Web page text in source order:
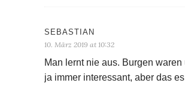
SEBASTIAN
10. März 2019 at 10:32
Man lernt nie aus. Burgen waren
ja immer interessant, aber das es